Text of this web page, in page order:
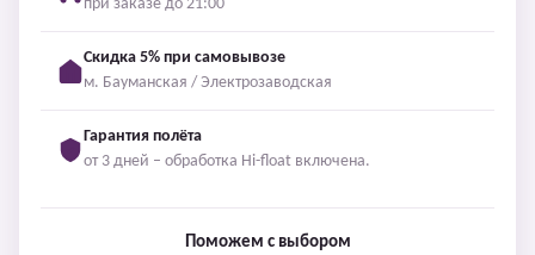
при заказе до 21:00
Скидка 5% при самовывозе
м. Бауманская / Электрозаводская
Гарантия полёта
от 3 дней – обработка Hi-float включена.
Поможем с выбором